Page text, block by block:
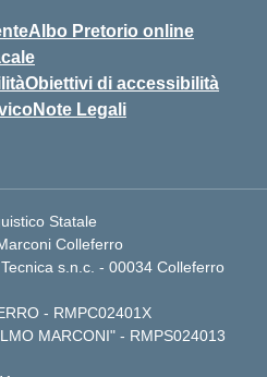
Albo Pretorio online
Obiettivi di accessibilità
Note Legali
Statale
Colleferro
s.n.c. - 00034 Colleferro
- RMPC02401X
MARCONI" - RMPS024013